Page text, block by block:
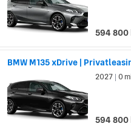
594 800
BMW M135 xDrive |
2027 0
594 800